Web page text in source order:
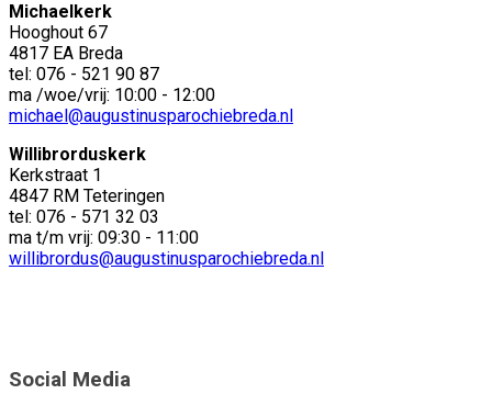
Michaelkerk
Hooghout 67
4817 EA Breda
tel: 076 - 521 90 87
ma /woe/vrij: 10:00 - 12:00
michael@augustinusparochiebreda.nl
Willibrorduskerk
Kerkstraat 1
4847 RM Teteringen
tel: 076 - 571 32 03
ma t/m vrij: 09:30 - 11:00
willibrordus@augustinusparochiebreda.nl
Social Media